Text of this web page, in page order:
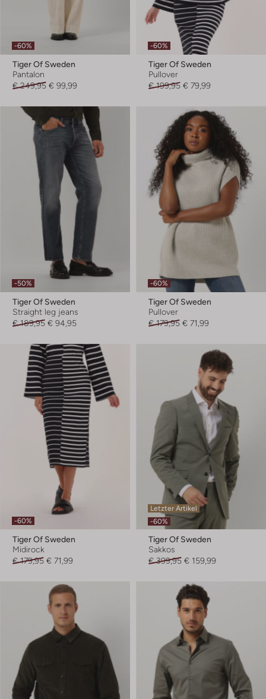
-60%
Tiger Of Sweden
Pantalon
€ 249,95 € 99,99
-60%
Tiger Of Sweden
Pullover
€ 199,95 € 79,99
-50%
Tiger Of Sweden
Straight leg jeans
€ 189,95 € 94,95
-60%
Tiger Of Sweden
Pullover
€ 179,95 € 71,99
-60%
Tiger Of Sweden
Midirock
€ 179,95 € 71,99
Letzter Artikel
-60%
Tiger Of Sweden
Sakkos
€ 399,95 € 159,99